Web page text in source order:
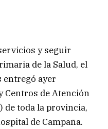
y seguir
de la Salud, el
entregó ayer
Centros de Atención
de toda la provincia,
de Campaña.